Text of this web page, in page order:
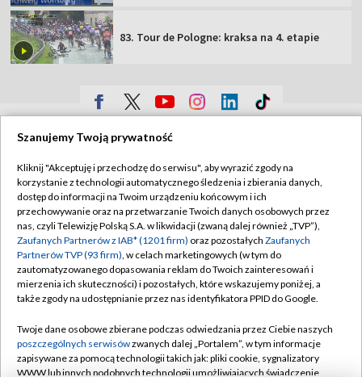
83. Tour de Pologne: kraksa na 4. etapie
Sklep TVP
Biuro Reklamy
Oferta Handlowa
Telegazeta ogłoszenia
Emisja w TVP
Ogłoszenia przetargowe
Akademia Telewizyjna
Polityka prywatności
Moje zgody
Biuro reklamy
Kontakt
©2026 Telewizja Polska Spółka Akcyjna w likwidacji
Szanujemy Twoją prywatność
Kliknij "Akceptuję i przechodzę do serwisu", aby wyrazić zgody na
korzystanie z technologii automatycznego śledzenia i zbierania danych,
dostęp do informacji na Twoim urządzeniu końcowym i ich
przechowywanie oraz na przetwarzanie Twoich danych osobowych przez
nas, czyli Telewizję Polską S.A. w likwidacji (zwaną dalej również „TVP”),
Zaufanych Partnerów z IAB* (1201 firm) oraz pozostałych Zaufanych
Partnerów TVP (93 firm), w celach marketingowych (w tym do
zautomatyzowanego dopasowania reklam do Twoich zainteresowań i
mierzenia ich skuteczności) i pozostałych, które wskazujemy poniżej, a
także zgody na udostępnianie przez nas identyfikatora PPID do Google.
Twoje dane osobowe zbierane podczas odwiedzania przez Ciebie naszych
poszczególnych serwisówzwanych dalej „Portalem”, w tym informacje
zapisywane za pomocą technologii takich jak: pliki cookie, sygnalizatory
WWW lub innych podobnych technologii umożliwiających świadczenie